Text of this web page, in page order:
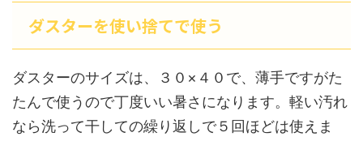
ダスターを使い捨てで使う
ダスターのサイズは、３０×４０で、薄手ですがた
たんで使うので丁度いい暑さになります。軽い汚れ
なら洗って干しての繰り返しで５回ほどは使えま